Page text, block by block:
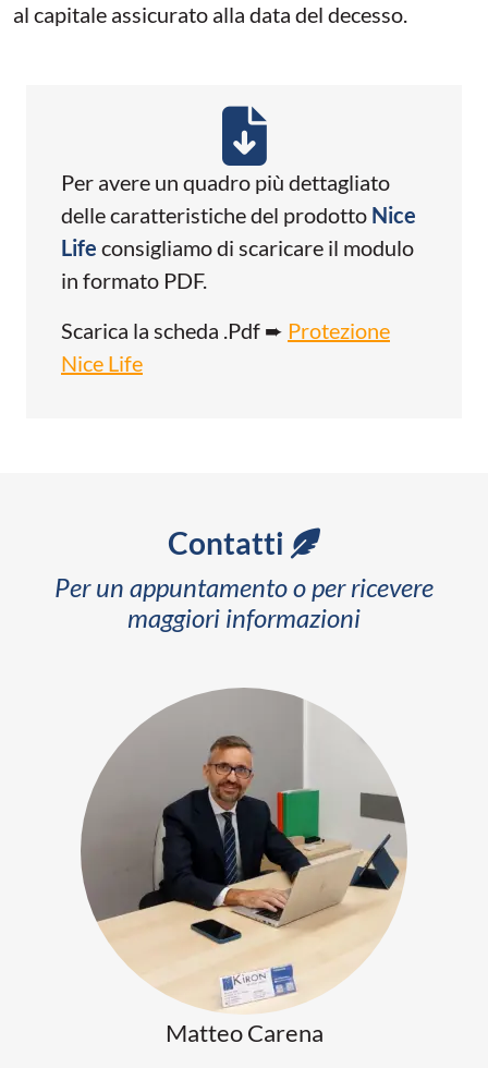
al capitale assicurato alla data del decesso.
Per avere un quadro più dettagliato
delle caratteristiche del prodotto Nice
Life consigliamo di scaricare il modulo
in formato PDF.
Scarica la scheda .Pdf ➨ Protezione
Nice Life
Contatti
Per un appuntamento o per ricevere
maggiori informazioni
Matteo Carena